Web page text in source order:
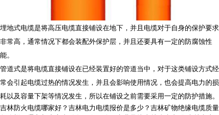
埋地式电缆是将高压电缆直接铺设在地下，并且电缆对于自身的保护要求
非常高，通常情况下都会装配外保护层，并且还要具有一定的防腐蚀性
能。
管道式是将电缆直接铺设在已经装置好的管道当中，对于这类铺设方式经
常会引起电缆过热的情况发生，并且会影响使用情况，也会提高电力的损
耗以及容量下架等情况发生，所以在铺设之前需要采用一定的防护措施。
吉林防火电缆哪家好？吉林电力电缆报价是多少？吉林矿物绝缘电缆质量